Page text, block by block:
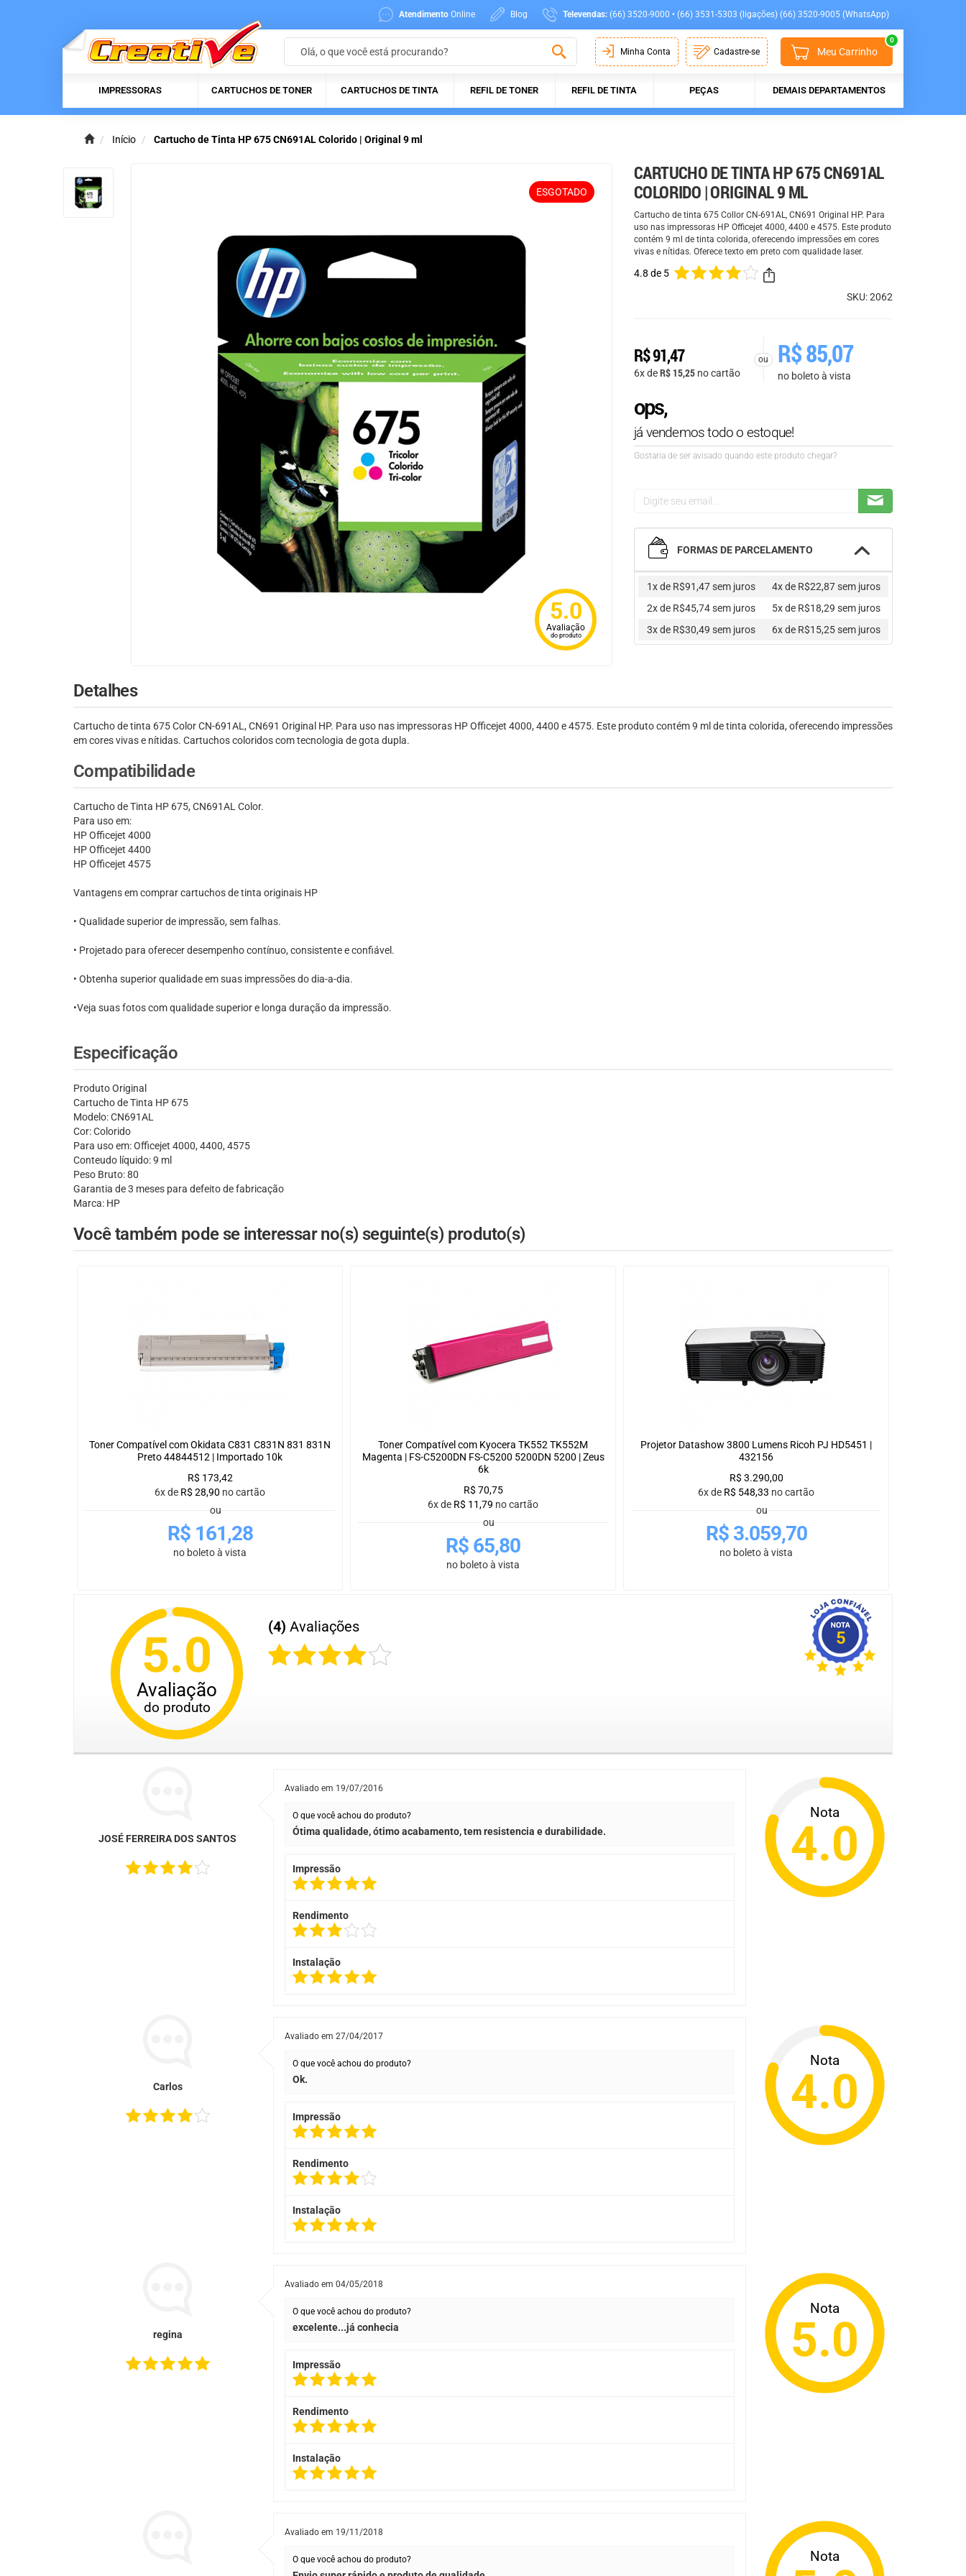
Atendimento Online Blog Televendas: (66) 3520-9000 • (66) 3531-5303 (ligações) (66) 3520-9005 (WhatsApp)
Minha Conta Cadastre-se Meu Carrinho
0
IMPRESSORAS CARTUCHOS DE TONER CARTUCHOS DE TINTA REFIL DE TONER REFIL DE TINTA PEÇAS DEMAIS DEPARTAMENTOS
Início Cartucho de Tinta HP 675 CN691AL Colorido | Original 9 ml
ESGOTADO
5.0
Avaliação
do produto
CARTUCHO DE TINTA HP 675 CN691AL
COLORIDO | ORIGINAL 9 ML
Cartucho de tinta 675 Collor CN-691AL, CN691 Original HP. Para
uso nas impressoras HP Officejet 4000, 4400 e 4575. Este produto
contém 9 ml de tinta colorida, oferecendo impressões em cores
vivas e nítidas. Oferece texto em preto com qualidade laser.
4.8 de 5
SKU: 2062
R$91,47
6x deR$ 15,25 no cartão
ou R$85,07
no boleto à vista
ops,
já vendemos todo o estoque!
Gostaria de ser avisado quando este produto chegar?
FORMAS DE PARCELAMENTO
1x de R$91,47sem juros
2x de R$45,74sem juros
3x de R$30,49 sem juros
4x de R$22,87sem juros
5x de R$18,29 sem juros
6x de R$15,25sem juros
Detalhes
Cartucho de tinta 675 Color CN-691AL, CN691 Original HP. Para uso nas impressoras HP Officejet 4000, 4400 e 4575. Este produto contém 9 ml de tinta colorida, oferecendo impressões
em cores vivas e nítidas. Cartuchos coloridos com tecnologia de gota dupla.
Compatibilidade
Cartucho de Tinta HP 675, CN691AL Color.
Para uso em:
HP Officejet 4000
HP Officejet 4400
HP Officejet 4575
Vantagens em comprar cartuchos de tinta originais HP
• Qualidade superior de impressão, sem falhas.
• Projetado para oferecer desempenho contínuo, consistente e confiável.
• Obtenha superior qualidade em suas impressões do dia-a-dia.
•Veja suas fotos com qualidade superior e longa duração da impressão.
Especificação
Produto Original
Cartucho de Tinta HP 675
Modelo: CN691AL
Cor: Colorido
Para uso em: Officejet 4000, 4400, 4575
Conteudo líquido: 9 ml
Peso Bruto: 80
Garantia de 3 meses para defeito de fabricação
Marca: HP
Você também pode se interessar no(s) seguinte(s) produto(s)
Toner Compatível com Okidata C831 C831N 831 831N
Preto 44844512 | Importado 10k
R$ 173,42
6x de R$ 28,90 no cartão
ou
R$161,28
no boleto à vista
Toner Compatível com Kyocera TK552 TK552M
Magenta | FS-C5200DN FS-C5200 5200DN 5200 | Zeus
6k
R$ 70,75
6x de R$ 11,79 no cartão
ou
R$ 65,80
no boleto à vista
Projetor Datashow 3800 Lumens Ricoh PJ HD5451 |
432156
R$ 3.290,00
6x de R$ 548,33 no cartão
ou
R$3.059,70
no boleto à vista
5.0
Avaliação
do produto
(4) Avaliações
5
JOSÉ FERREIRA DOS SANTOS
Avaliado em 19/07/2016
O que você achou do produto?
Ótima qualidade, ótimo acabamento, tem resistencia e durabilidade.
Impressão
Rendimento
Instalação
Nota
4.0
Carlos
Avaliado em 27/04/2017
O que você achou do produto?
Ok.
Impressão
Rendimento
Instalação
Nota
4.0
regina
Avaliado em 04/05/2018
O que você achou do produto?
excelente...já conhecia
Impressão
Rendimento
Instalação
Nota
5.0
Avaliado em 19/11/2018
O que você achou do produto? Nota